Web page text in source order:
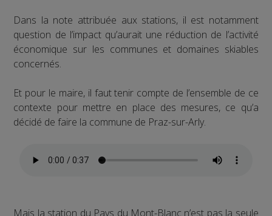
Dans la note attribuée aux stations, il est notamment
question de l’impact qu’aurait une réduction de l’activité
économique sur les communes et domaines skiables
concernés.
Et pour le maire, il faut tenir compte de l’ensemble de ce
contexte pour mettre en place des mesures, ce qu’a
décidé de faire la commune de Praz-sur-Arly.
Mais la station du Pays du Mont-Blanc n’est pas la seule